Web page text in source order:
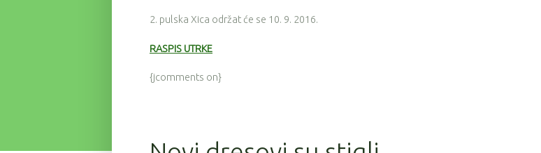
2. pulska Xica održat će se 10. 9. 2016.
RASPIS UTRKE
{jcomments on}